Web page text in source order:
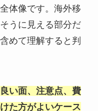
体像です。海外移
うに見える部分だ
めて理解すると判
良い面、注意点、費
た方がよいケース